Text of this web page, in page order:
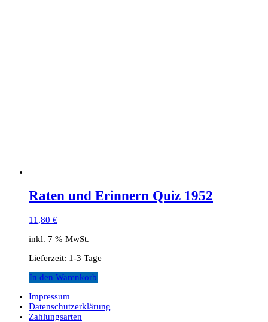
Raten und Erinnern Quiz 1952
11,80 €
inkl. 7 % MwSt.
Lieferzeit: 1-3 Tage
In den Warenkorb
Impressum
Datenschutzerklärung
Zahlungsarten